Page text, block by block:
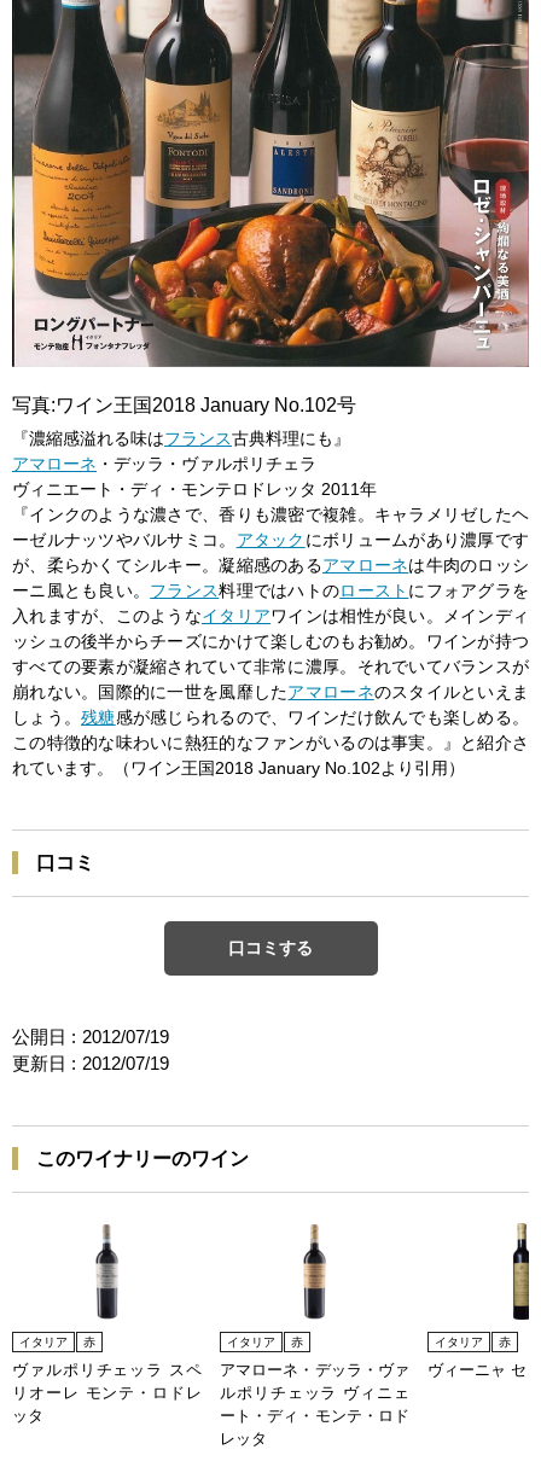
写真:ワイン王国2018 January No.102号
『濃縮感溢れる味はフランス古典料理にも』
アマローネ ・デッラ・ヴァルポリチェラ
ヴィニエート・ディ・モンテロドレッタ 2011年
『インクのような濃さで、香りも濃密で複雑。キャラメリゼしたヘ
ーゼルナッツやバルサミコ。 アタック にボリュームがあり濃厚です
が、柔らかくてシルキー。凝縮感のあるアマローネは牛肉のロッシ
ーニ風とも良い。 フランス料理ではハトのロースト にフォアグラを
入れますが、このようなイタリアワインは相性が良い。メインディ
ッシュの後半からチーズにかけて楽しむのもお勧め。ワインが持つ
すべての要素が凝縮されていて非常に濃厚。それでいてバランスが
崩れない。国際的に一世を風靡したアマローネのスタイルといえま
しょう。残糖感が感じられるので、ワインだけ飲んでも楽しめる。
この特徴的な味わいに熱狂的なファンがいるのは事実。』と紹介さ
れています。（ワイン王国2018 January No.102より引用）
口コミ
口コミする
公開日 : 2012/07/19
更新日 : 2012/07/19
このワイナリーのワイン
イタリア 赤
ヴァルポリチェッラ スペ
リオーレ モンテ・ロドレ
ッタ
イタリア 赤
アマローネ・デッラ・ヴァ
ルポリチェッラ ヴィニェ
ート・ディ・モンテ・ロド
レッタ
イタリア 赤
ヴィーニャ セレ